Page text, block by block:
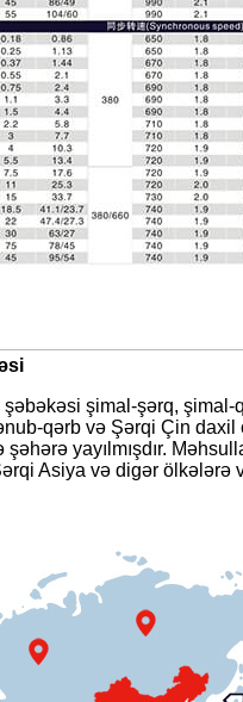
şəbəkəsi şimal-şərq, şimal-
qərb və Şərqi Çin daxil
yayılmışdır.
Asiya və digər ölkələrə